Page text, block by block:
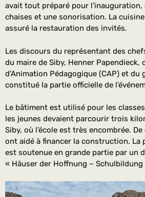
avait tout préparé pour
chaises et une sonorisation. La
assuré la restauration des invités.
Les discours du représentant des
du maire de Siby, Henner
d’Animation Pédagogique (CAP) et du
constitué la partie officielle de
Le bâtiment est utilisé pour les
les jeunes devaient parcourir trois
Siby, où l’école est très encombrée.
ont aidé à financer la construction. La
est soutenue en grande partie par un
« Häuser der Hoffnung – Schulbildung